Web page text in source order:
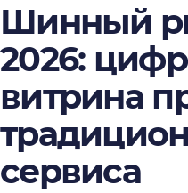
Шинный
2026:
витрина
сервиса